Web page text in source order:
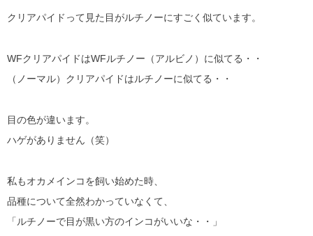
クリアパイドって見た目がルチノーにすごく似ています。
WFクリアパイドはWFルチノー（アルビノ）に似てる・・
（ノーマル）クリアパイドはルチノーに似てる・・
目の色が違います。
ハゲがありません（笑）
私もオカメインコを飼い始めた時、
品種について全然わかっていなくて、
「ルチノーで目が黒い方のインコがいいな・・」